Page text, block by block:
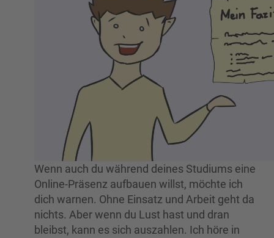
Wenn auch du während deines Studiums eine
Online-Präsenz aufbauen willst, möchte ich
dich warnen. Ohne Einsatz und Arbeit geht da
nichts. Aber wenn du Lust hast und dran
bleibst, kann es sich auszahlen. Ich höre in